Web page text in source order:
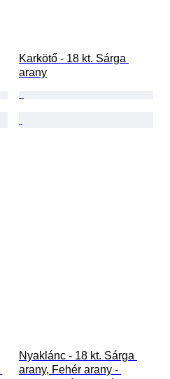
Karkötő - 18 kt. Sárga
arany
Nyaklánc - 18 kt. Sárga
arany, Fehér arany -